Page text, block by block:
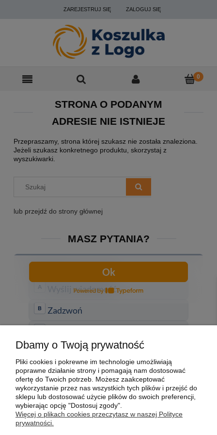
ZAREJESTRUJ SIĘ ZALOGUJ SIĘ
STRONA O PODANYM
ADRESIE NIE ISTNIEJE
Przepraszamy, strona której szukasz nie została znaleziona.
Jeżeli szukasz konkretnego produktu, skorzystaj z
wyszukiwarki.
lub przejdź do strony głównej
MASZ PYTANIA?
MOJE KONTO
PŁATNOŚCI I DOSTAWA
Dbamy o Twoją prywatność
Pliki cookies i pokrewne im technologie umożliwiają
poprawne działanie strony i pomagają nam dostosować
ofertę do Twoich potrzeb. Możesz zaakceptować
wykorzystanie przez nas wszystkich tych plików i przejść do
sklepu lub dostosować użycie plików do swoich preferencji,
wybierając opcję "Dostosuj zgody".
Więcej o plikach cookies przeczytasz w naszej Polityce
prywatności.